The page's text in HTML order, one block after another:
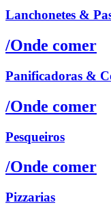
Lanchonetes &
/Onde comer
Panificadoras &
/Onde comer
Pesqueiros
/Onde comer
Pizzarias